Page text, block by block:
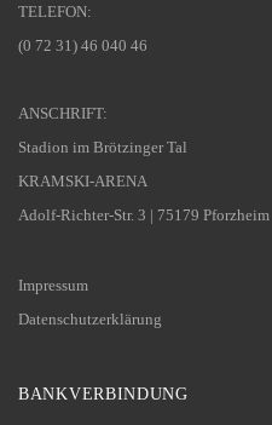
TELEFON:
(0 72 31) 46 040 46
ANSCHRIFT:
Stadion im Brötzinger Tal
KRAMSKI-ARENA
Adolf-Richter-Str. 3 | 75179 Pforzheim
Impressum
Datenschutzerklärung
BANKVERBINDUNG